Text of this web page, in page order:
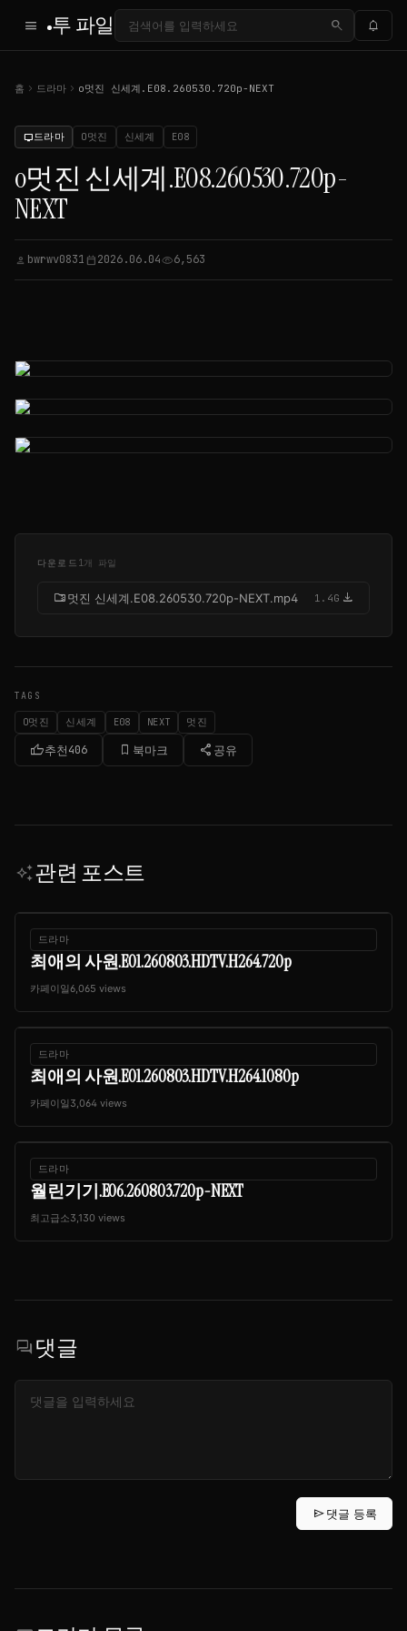
menu 투 파일 search notifications
홈 chevron_right 드라마 chevron_right o멋진 신세계.E08.260530.720p-NEXT
tv드라마 O멋진 신세계 E08
o멋진 신세계.E08.260530.720p-
NEXT
person bwrwv0831 calendar_today2026.06.04visibility6,563
다운로드 1개 파일
folder_zip멋진 신세계.E08.260530.720p-NEXT.mp4 1.4G download
TAGS
O멋진 신세계 E08 NEXT 멋진
thumb_up추천406 bookmark_border 북마크 share 공유
auto_awesome관련 포스트
드라마
최애의 사원.E01.260803.HDTV.H264.720p
카페이일6,065 views
드라마
최애의 사원.E01.260803.HDTV.H264.1080p
카페이일 3,064 views
드라마
월린기기.E06.260803.720p-NEXT
최고급소3,130 views
forum댓글
send댓글 등록